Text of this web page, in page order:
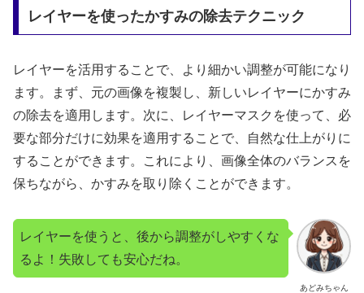
レイヤーを使ったかすみの除去テクニック
レイヤーを活用することで、より細かい調整が可能になり
ます。まず、元の画像を複製し、新しいレイヤーにかすみ
の除去を適用します。次に、レイヤーマスクを使って、必
要な部分だけに効果を適用することで、自然な仕上がりに
することができます。これにより、画像全体のバランスを
保ちながら、かすみを取り除くことができます。
あどみちゃん
レイヤーを使うと、後から調整がしやすくな
るよ！失敗しても安心だね。